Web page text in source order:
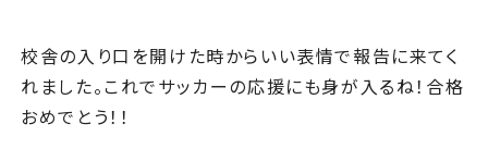
校舎の入り口を開けた時からいい表情で報告に来てく
れました。これでサッカーの応援にも身が入るね！合格
おめでとう！！